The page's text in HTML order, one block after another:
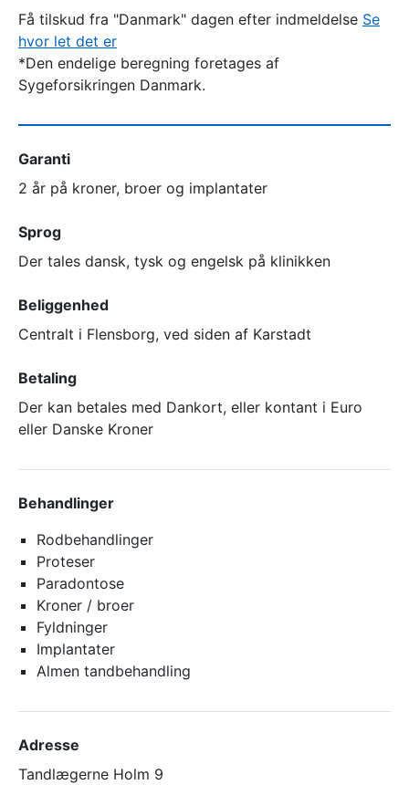
Få tilskud fra "Danmark" dagen efter indmeldelse Se
hvor let det er
*Den endelige beregning foretages af
Sygeforsikringen Danmark.
Garanti
2 år på kroner, broer og implantater
Sprog
Der tales dansk, tysk og engelsk på klinikken
Beliggenhed
Centralt i Flensborg, ved siden af Karstadt
Betaling
Der kan betales med Dankort, eller kontant i Euro
eller Danske Kroner
Behandlinger
Rodbehandlinger
Proteser
Paradontose
Kroner / broer
Fyldninger
Implantater
Almen tandbehandling
Adresse
Tandlægerne Holm 9